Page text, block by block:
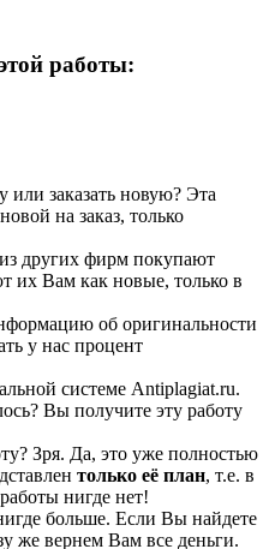
работы:
или заказать новую? Эта
на заказ, только
других фирм покупают
их Вам как новые, только в
об оригинальности
у нас процент
системе Аntiplagiat.ru.
Вы получите эту работу
Зря. Да, это уже полностью
только её план, т.е. в
нигде нет!
больше. Если Вы найдете
же вернем Вам все деньги.